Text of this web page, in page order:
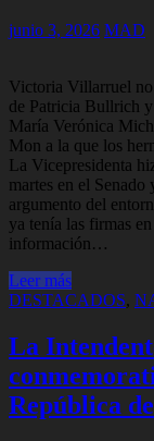
junio 3, 2026 MAD
Victoria Villarruel no
de Patricia Bullrich y
María Verónica
Mon a la que los
La Vicepresidenta
martes en el
argumento del
ya tenía las firmas
información…
Leer más
DESTACADOS,
La
República